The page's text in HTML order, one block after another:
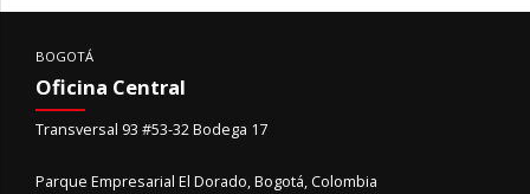
BOGOTÁ
Oficina Central
Transversal 93 #53-32 Bodega 17
Parque Empresarial El Dorado, Bogotá, Colombia